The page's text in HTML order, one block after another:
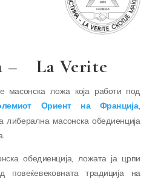
– La Verite
масонска ложа која работи под
Ориент на Франција,
либерална масонска обедиенција
обедиенција, ложата ја црпи
повеќевековната традиција на